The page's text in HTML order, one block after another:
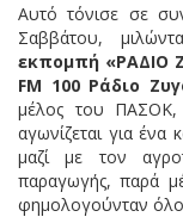
Αυτό τόνισε σε
Σαββάτου,
εκπομπή «ΡΑΔΙΟ
FM 100 Ράδιο
μέλος του
αγωνίζεται για
μαζί με τον
παραγωγής, παρά
φημολογούνταν